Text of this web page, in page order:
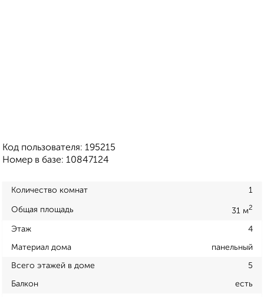
Код пользователя: 195215
Номер в базе: 10847124
Количество комнат 1
Общая площадь 31 м2
Этаж 4
Материал дома панельный
Всего этажей в доме 5
Балкон есть